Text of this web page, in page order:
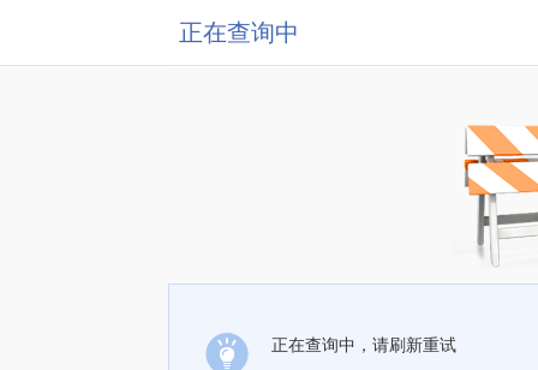
正在查询中
正在查询中，请刷新重试